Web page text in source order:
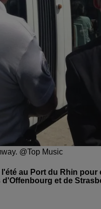
@Top Music
au Port du Rhin
et de